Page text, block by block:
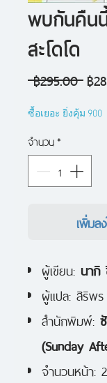
พบกันคืน
สะโดโด
฿295.00 รา
฿
ซื้อเยอะ ยิ่งคุ้ม 900
จำนวน*
เพิ่มล
ผู้เขียน: นากิ
ผู้แปล: สิริพ
สำนักพิมพ์:
(Sunday
จำนวนหน้า: